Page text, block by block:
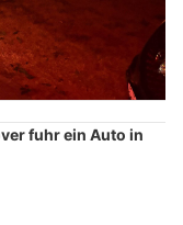
fuhr ein Auto in